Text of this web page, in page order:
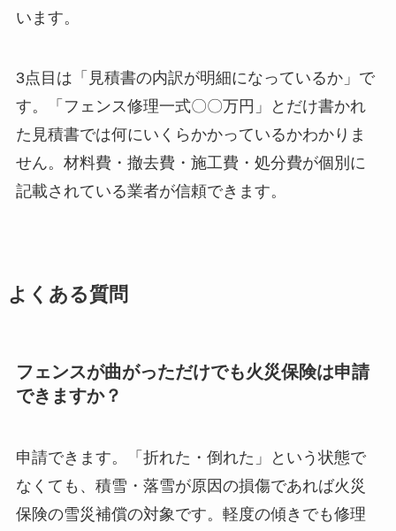
います。
3点目は「見積書の内訳が明細になっているか」で
す。「フェンス修理一式〇〇万円」とだけ書かれ
た見積書では何にいくらかかっているかわかりま
せん。材料費・撤去費・施工費・処分費が個別に
記載されている業者が信頼できます。
よくある質問
フェンスが曲がっただけでも火災保険は申請
できますか？
申請できます。「折れた・倒れた」という状態で
なくても、積雪・落雪が原因の損傷であれば火災
保険の雪災補償の対象です。軽度の傾きでも修理